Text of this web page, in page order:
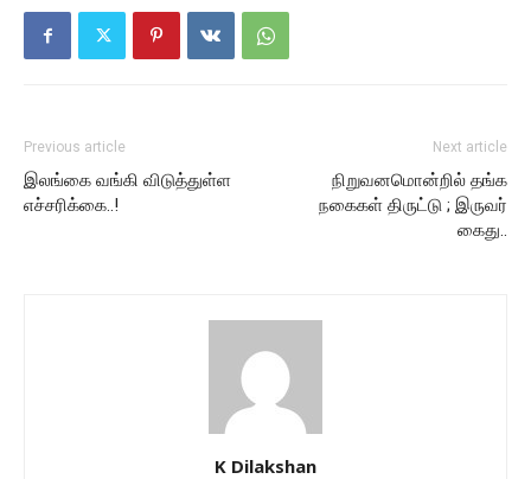
Previous article
இலங்கை வங்கி விடுத்துள்ள
எச்சரிக்கை..!
Next article
நிறுவனமொன்றில் தங்க
நகைகள் திருட்டு ; இருவர்
கைது..
K Dilakshan